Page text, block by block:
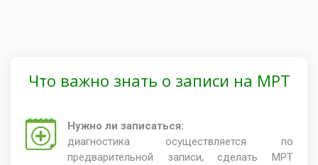
Что важно знать о записи на МРТ
Нужно ли записаться:
диагностика осуществляется по
предварительной записи, сделать МРТ